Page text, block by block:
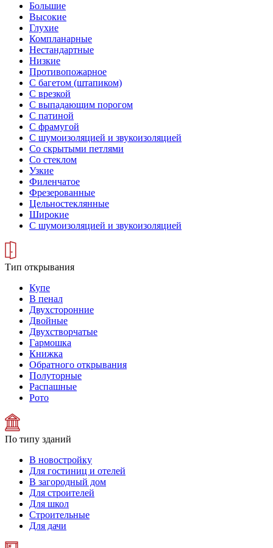
Большие
Высокие
Глухие
Компланарные
Нестандартные
Низкие
Противопожарное
С багетом (штапиком)
С врезкой
С выпадающим порогом
С патиной
С фрамугой
С шумоизоляцией и звукоизоляцией
Со скрытыми петлями
Со стеклом
Узкие
Филенчатое
Фрезерованные
Цельностеклянные
Широкие
С шумоизоляцией и звукоизоляцией
Тип открывания
Купе
В пенал
Двухсторонние
Двойные
Двухстворчатые
Гармошка
Книжка
Обратного открывания
Полуторные
Распашные
Рото
По типу зданий
В новостройку
Для гостиниц и отелей
В загородный дом
Для строителей
Для школ
Строительные
Для дачи